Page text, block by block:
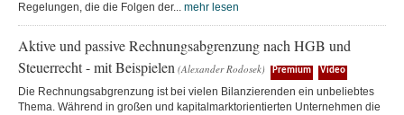
Regelungen, die die Folgen der... mehr lesen
Aktive und passive Rechnungsabgrenzung nach HGB und
Steuerrecht - mit Beispielen (Alexander Rodosek) Premium Video
Die Rechnungsabgrenzung ist bei vielen Bilanzierenden ein unbeliebtes
Thema. Während in großen und kapitalmarktorientierten Unternehmen die